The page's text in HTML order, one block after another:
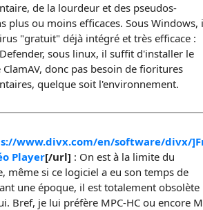
de la lourdeur et des pseudos-
plus ou moins efficaces. Sous Windows,
"gratuit" déjà intégré et très efficace :
sous linux, il suffit d'installer le
donc pas besoin de fioritures
quelque soit l'environnement.
www.divx.com/en/software/divx/
Player[/url] : On est à la limite du
même si ce logiciel a eu son temps de
une époque, il est totalement obsolète
Bref, je lui préfère MPC-HC ou encore